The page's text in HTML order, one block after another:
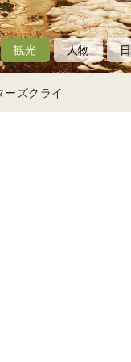
観光 人物
ーズクライ